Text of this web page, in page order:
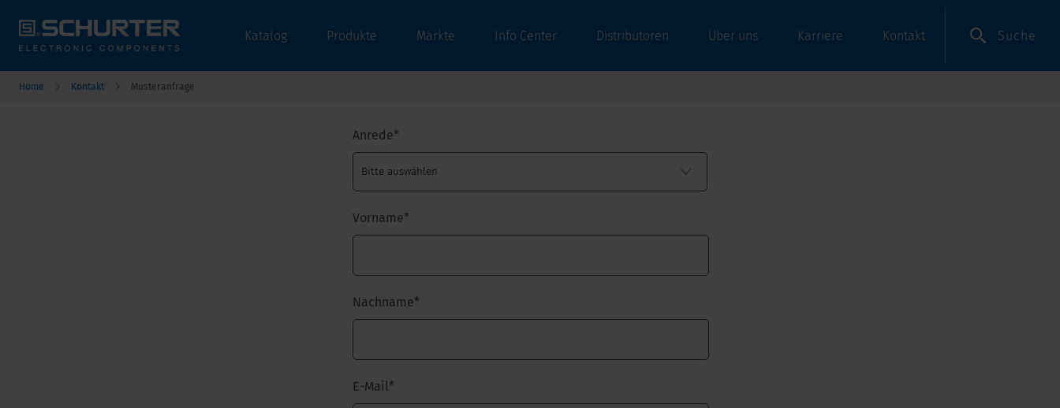
Katalog Produkte Märkte Info Center Distributoren Über uns Karriere Kontakt Suche
Home Kontakt Musteranfrage
Anrede*
Vorname*
Nachname*
E-Mail*